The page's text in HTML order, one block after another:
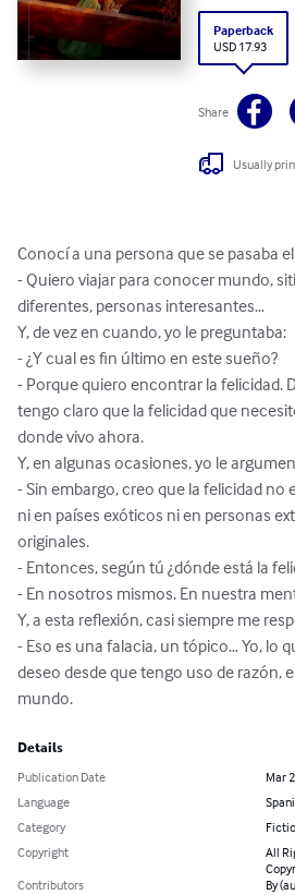
Paperback
USD 17.93
Share
Usually
Conocí a una persona que se pasaba
- Quiero viajar para conocer mundo,
diferentes, personas interesantes…
Y, de vez en cuando, yo le preguntaba:
- ¿Y cual es fin último en este sueño?
- Porque quiero encontrar la felicidad.
tengo claro que la felicidad que
donde vivo ahora.
Y, en algunas ocasiones, yo le
- Sin embargo, creo que la felicidad no
ni en países exóticos ni en personas
originales.
- Entonces, según tú ¿dónde está la
- En nosotros mismos. En nuestra
Y, a esta reflexión, casi siempre me
- Eso es una falacia, un tópico… Yo, lo
deseo desde que tengo uso de razón,
mundo.
Details
Publication Date
Mar
Language
Category
Copyright
All
Contributors
By